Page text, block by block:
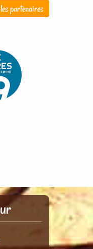
partenaires